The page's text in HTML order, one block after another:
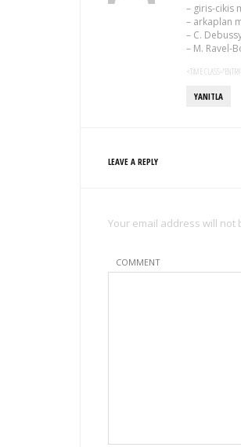
– giris-cikis
– arkaplan
– C.
– M. Ravel-
<TIME
YANITLA
LEAVE A REPLY
Your email address will
COMMENT